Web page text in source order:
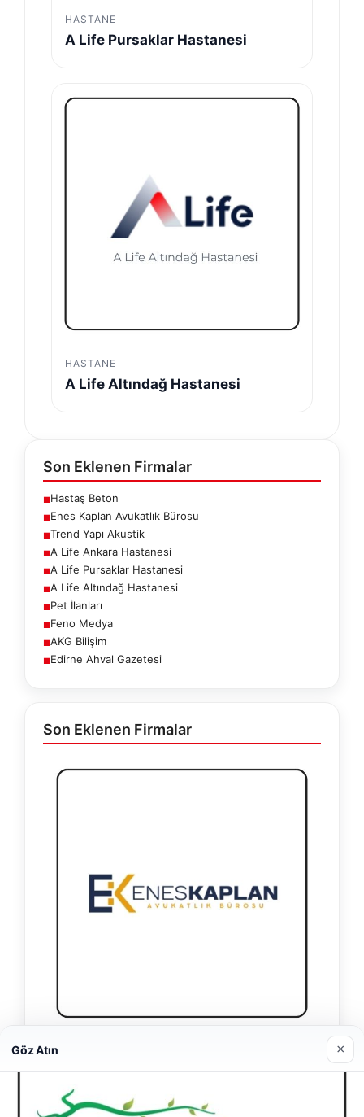
HASTANE
A Life Pursaklar Hastanesi
HASTANE
A Life Altındağ Hastanesi
Son Eklenen Firmalar
■Hastaş Beton
■Enes Kaplan Avukatlık Bürosu
■Trend Yapı Akustik
■A Life Ankara Hastanesi
■A Life Pursaklar Hastanesi
■A Life Altındağ Hastanesi
■Pet İlanları
■Feno Medya
■AKG Bilişim
■Edirne Ahval Gazetesi
Son Eklenen Firmalar
Enes Kaplan Avukatlık Bürosu
28/04/2026
Göz Atın ×